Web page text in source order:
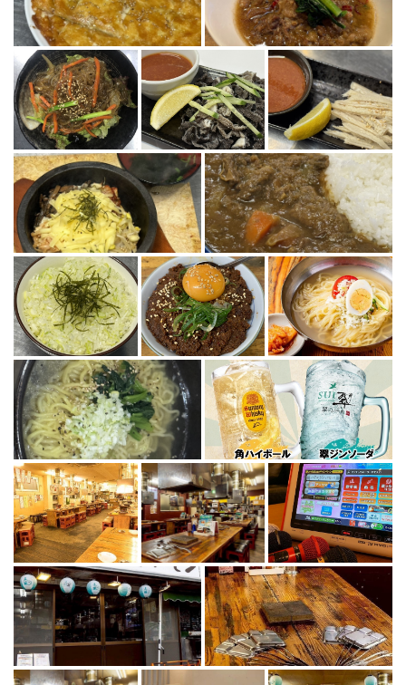
この店舗情報をシェアする
写真 | スミヨシホルモン 七輪炭火焼肉専門店
東京都江東区住吉２-3-7 イーストｋ`ｓビル1F
https://sumihoru.owst.jp/gallery
お店情報をコピー
閉じる